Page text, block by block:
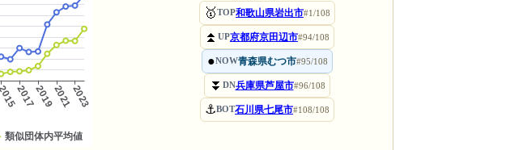
🥇TOP和歌山県岩出市#1/108
⏫ UP京都府京田辺市#94/108
●NOW青森県むつ市#95/108
⏬ DN兵庫県芦屋市#96/108
⚓BOT石川県七尾市#108/108